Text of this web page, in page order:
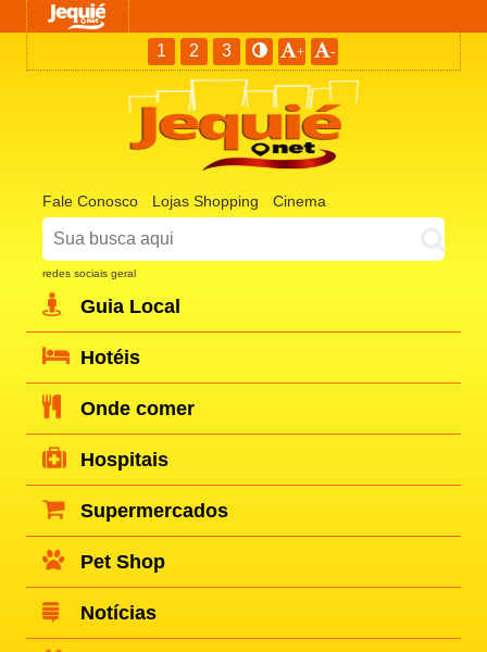
1 2 3 + -
Fale Conosco Lojas Shopping Cinema
redes sociais geral
Guia Local
Hotéis
Onde comer
Hospitais
Supermercados
Pet Shop
Notícias